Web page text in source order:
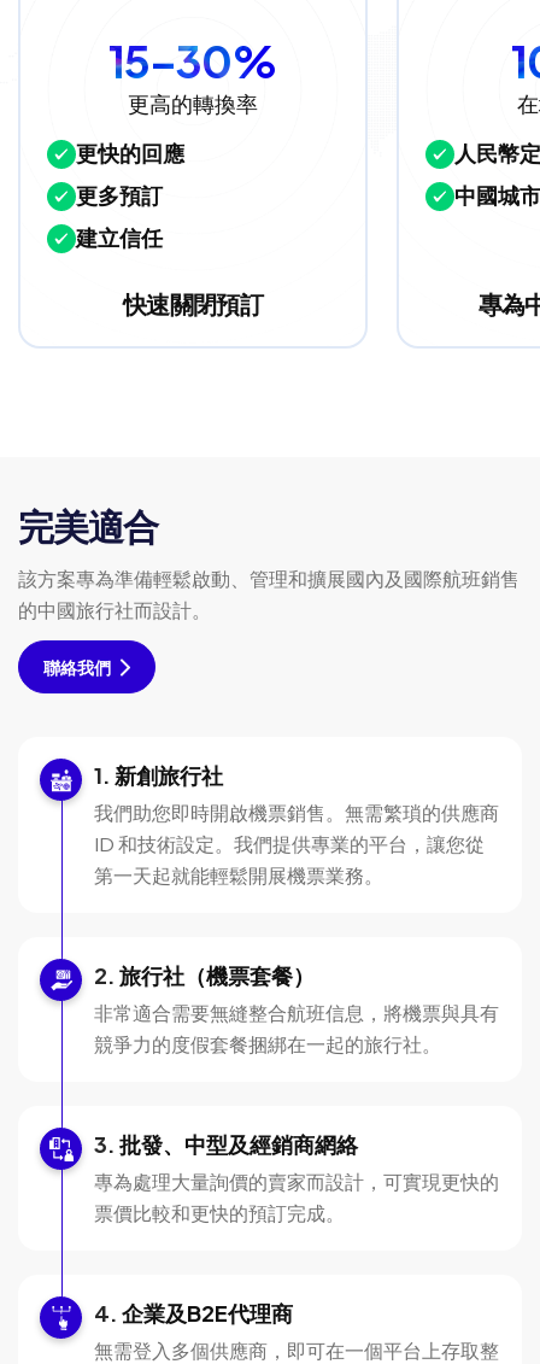
15–30%
更高的轉換率
更快的回應
更多預訂
建立信任
快速關閉預訂
人民幣
中國城
專為
完美適合
該方案專為準備輕鬆啟動、管理和擴展國內及國際航班銷售
的中國旅行社而設計。
聯絡我們
新創旅行社
我們助您即時開啟機票銷售。無需繁瑣的供應商
ID 和技術設定。我們提供專業的平台，讓您從
第一天起就能輕鬆開展機票業務。
旅行社（機票套餐）
非常適合需要無縫整合航班信息，將機票與具有
競爭力的度假套餐捆綁在一起的旅行社。
批發、中型及經銷商網絡
專為處理大量詢價的賣家而設計，可實現更快的
票價比較和更快的預訂完成。
企業及B2E代理商
無需登入多個供應商，即可在一個平台上存取整